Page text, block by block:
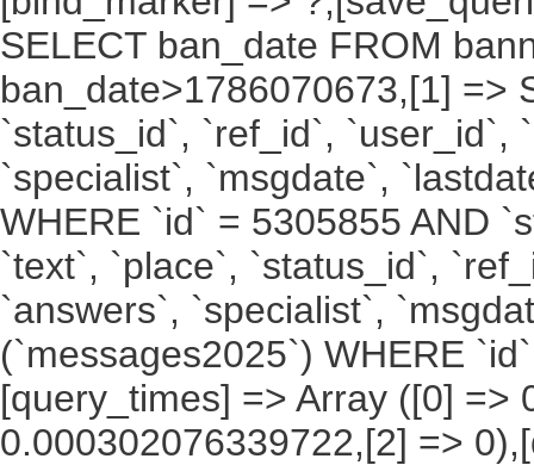
SELECT ban_date FROM
ban_date>1786070673,[1] =>
`status_id`, `ref_id`, `user_id`,
`specialist`, `msgdate`,
WHERE `id` = 5305855 AND
`text`, `place`, `status_id`,
`answers`, `specialist`,
(`messages2025`) WHERE
[query_times] => Array ([0] =>
0.000302076339722,[2] =>